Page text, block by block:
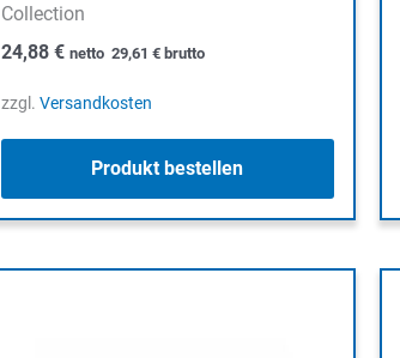
Collection
24,88 € netto 29,61 €brutto
zzgl. Versandkosten
Produkt bestellen